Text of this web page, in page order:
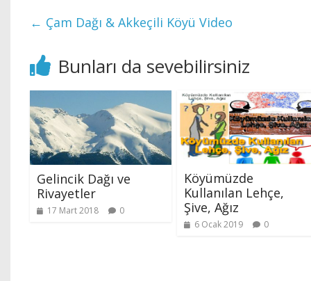
← Çam Dağı & Akkeçili Köyü Video
Bunları da sevebilirsiniz
Gelincik Dağı ve
Rivayetler
17 Mart 2018 0
Köyümüzde
Kullanılan Lehçe,
Şive, Ağız
6 Ocak 2019 0